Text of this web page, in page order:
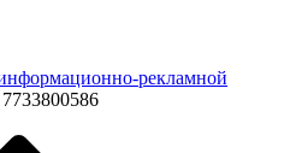
рекламной